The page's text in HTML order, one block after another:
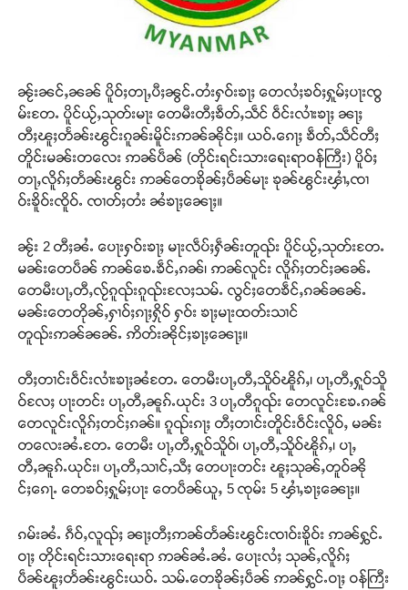
ၼႂ်းၼင်ႇၼၼ် ပိူဝ်ႈတႃႇပီႈၼွင်ႉတႆးႁဝ်းၶႃႈ တေလႆႈၶဝ်ႈႁူမ်ႈပႃးၸွ
မ်းတႄႉ ပိူင်ယႂ်ႇသုတ်းမႃး တေမီးတီႈၶဵတ်ႇသဵင် ဝဵင်းလၢႆးၶႃႈ ၼႃႈ
တီႈၽူႈတႅၼ်းၽွင်းၵူၼ်းမိူင်းဢၼ်ၼိုင်ႈ။ ယဝ်ႉၵေႃႈ ၶဵတ်ႇသဵင်တီႈ
တိူင်းမၼ်းတလေး ဢၼ်ပဵၼ် (တိုင်းရင်းသားရေးရာဝန်ကြီး) ပိူဝ်ႈ
တႃႇလိူၵ်ႈတႅၼ်းၽွင်း ဢၼ်တေၶိုၼ်ႈပဵၼ်မႃး ၶုၼ်ၽွင်းၾၢႆႇၸၢ
ဝ်းၶိူဝ်းၸိူဝ်ႉ ၸၢတ်ႈတႆး ၼႆၶႃႈၼေႃႈ။
ၼႂ်း 2 တီႈၼႆႉ ပေႃးႁဝ်းၶႃႈ မႃးလဵပ်ႈႁဵၼ်းတူၺ်း ပိူင်ယႂ်ႇသုတ်းတႄႉ
မၼ်းတေပဵၼ် ဢၼ်ၶေႉၶဵင်ႇၵၼ်၊ ဢၼ်လူင်း လိူၵ်ႈတင်ႈၼၼ်ႉ
တေမီးပႃႇတီႇလႂ်ၵူၺ်းၵူၺ်းလႄႈသမ်ႉ လွင်ႈတေၶဵင်ႇၵၼ်ၼၼ်ႉ
မၼ်းတေတိုၼ်ႇႁၢဝ်ႈၵႃႈႁိုဝ် ႁဝ်း ၶႃႈမႃးထတ်းသၢင်
တူၺ်းဢၼ်ၼၼ်ႉ ဢိတ်းၼိုင်ႈၶႃႈၼေႃႈ။
တီႈတၢင်းဝဵင်းလၢႆးၶႃႈၼႆတႄႉ တေမီးပႃႇတီႇသိူဝ်ၽိူၵ်ႇ၊ ပႃႇတီႇႁူဝ်သိူ
ဝ်လႄႈ ပႃးတင်း ပႃႇတီႇၼူၵ်ႉယုင်း 3 ပႃႇတီၵူၺ်း တေလူင်းၶႄႉၵၼ်
တေလူင်းလိူၵ်ႈတင်ႈၵၼ်။ ၵူၺ်းၵႃႈ တီႈတၢင်းတိူင်းဝဵင်းလိူဝ်ႇ မၼ်း
တလေးၼႆႉတႄႉ တေမီး ပႃႇတီႇႁူဝ်သိူဝ်၊ ပႃႇတီႇသိူဝ်ၽိူၵ်ႇ၊ ပႃႇ
တီႇၼူၵ်ႉယုင်း၊ ပႃႇတီႇသၢင်ႇသီႈ တေပႃးတင်း ၽူႈသုၼ်ႇတူဝ်ၼို
င်ႈၵေႃႉ တေၶဝ်ႈႁူမ်ႈပႃး တေပဵၼ်ယူႇ 5 ၸုမ်း 5 ၾၢႆႇၶႃႈၼေႃႈ။
ၵမ်းၼႆႉ ၵဵဝ်ႇလူၺ်ႈ ၼႃႈတီႈဢၼ်တႅၼ်းၽွင်းၸၢဝ်းၶိူဝ်း ဢၼ်ႁွင်ႉ
ဝႃႈ တိုင်းရင်းသားရေးရာ ဢၼ်ၼႆႉၼႆႉ ပေႃးလႆႈ သုၼ်ႇလိူၵ်ႈ
ပဵၼ်ၽူႈတႅၼ်းၽွင်းယဝ်ႉ သမ်ႉတေၶိုၼ်ႈပဵၼ် ဢၼ်ႁွင်ႉဝႃႈ ဝန်ကြီး